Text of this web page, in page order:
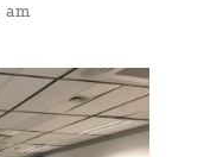
am